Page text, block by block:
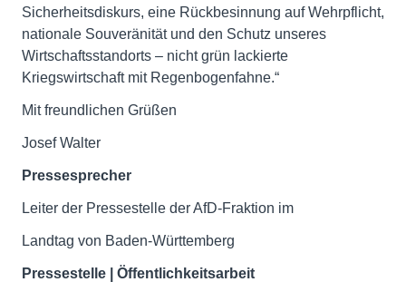
Sicherheitsdiskurs, eine Rückbesinnung auf Wehrpflicht,
nationale Souveränität und den Schutz unseres
Wirtschaftsstandorts – nicht grün lackierte
Kriegswirtschaft mit Regenbogenfahne.“
Mit freundlichen Grüßen
Josef Walter
Pressesprecher
Leiter der Pressestelle der AfD-Fraktion im
Landtag von Baden-Württemberg
Pressestelle | Öffentlichkeitsarbeit